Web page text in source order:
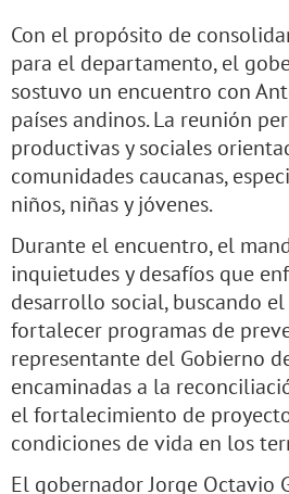
Con el propósito de
para el departamento, el
sostuvo un encuentro con
países andinos. La reunión
productivas y sociales
comunidades caucanas,
niños, niñas y jóvenes.
Durante el encuentro, el
inquietudes y desafíos que
desarrollo social, buscando
fortalecer programas de
representante del Gobierno
encaminadas a la
el fortalecimiento de
condiciones de vida en los
El gobernador Jorge Octavio